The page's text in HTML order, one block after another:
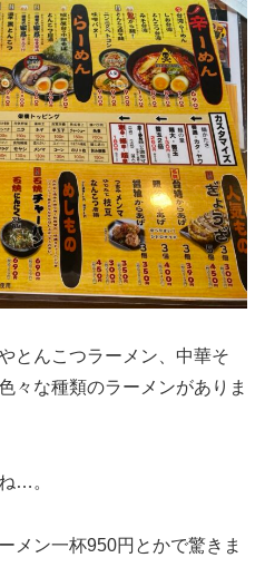
とんこつラーメン、中華そ
々な種類のラーメンがありま
…。
メン一杯950円とかで驚きま